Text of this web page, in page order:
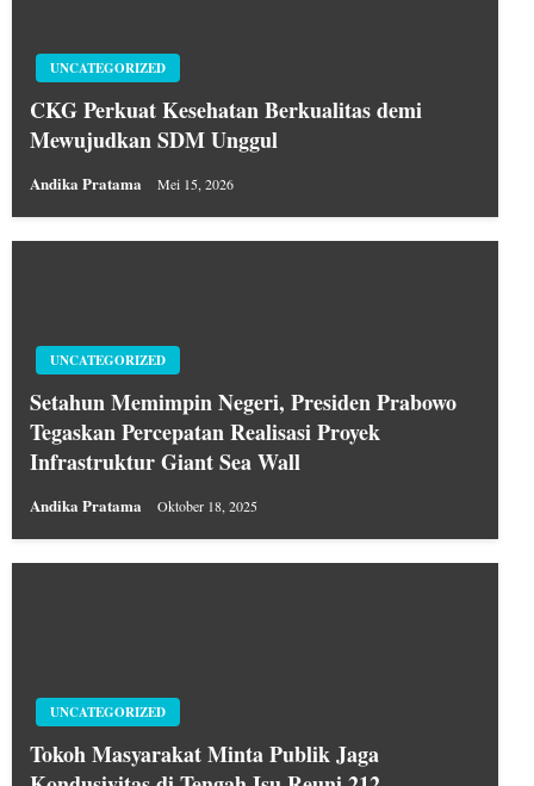
UNCATEGORIZED
CKG Perkuat Kesehatan Berkualitas demi
Mewujudkan SDM Unggul
Andika Pratama Mei 15, 2026
UNCATEGORIZED
Setahun Memimpin Negeri, Presiden Prabowo
Tegaskan Percepatan Realisasi Proyek
Infrastruktur Giant Sea Wall
Andika Pratama Oktober 18, 2025
UNCATEGORIZED
Tokoh Masyarakat Minta Publik Jaga